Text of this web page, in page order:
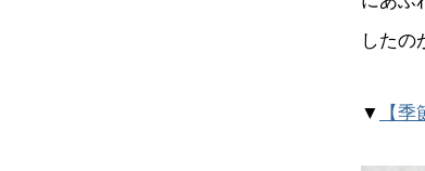
したの
▼ 【